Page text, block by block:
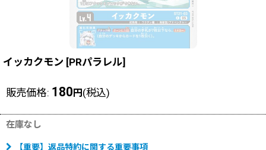
イッカクモン [PRパラレル]
販売価格: 180 円 (税込)
在庫なし
【重要】返品特約に関する重要事項